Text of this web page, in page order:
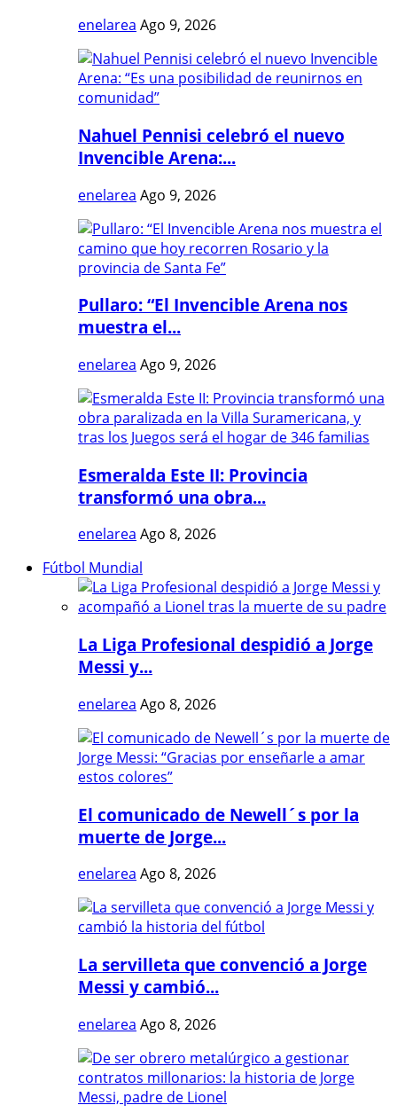
enelarea Ago 9, 2026
Nahuel Pennisi celebró el nuevo
Invencible Arena:...
enelarea Ago 9, 2026
Pullaro: “El Invencible Arena nos
muestra el...
enelarea Ago 9, 2026
Esmeralda Este II: Provincia
transformó una obra...
enelarea Ago 8, 2026
Fútbol Mundial
La Liga Profesional despidió a Jorge
Messi y...
enelarea Ago 8, 2026
El comunicado de Newell´s por la
muerte de Jorge...
enelarea Ago 8, 2026
La servilleta que convenció a Jorge
Messi y cambió...
enelarea Ago 8, 2026